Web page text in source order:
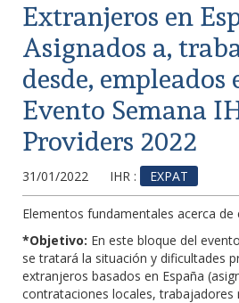
Extranjeros en
Asignados a,
desde, empleados
Evento Semana
Providers 2022
31/01/2022 IHR : EXPAT
Elementos fundamentales acerca de
*Objetivo: En este bloque del
se tratará la situación y dificultades
extranjeros basados en España
contrataciones locales,